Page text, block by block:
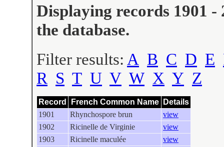
Displaying records 1901
the database.
Filter results: A B C D E
R S T U V W X Y Z
Record French Common Name
Details
1901
Rhynchospore brun
view
1902
Ricinelle de Virginie
view
1903
Ricinelle maculée
view